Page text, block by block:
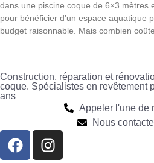
dans une piscine coque de 6×3 mètres
pour bénéficier d’un espace aquatique
budget raisonnable. Mais combien
Construction, réparation et
coque. Spécialistes en revêtement
ans
Appeler l'une de
Nous